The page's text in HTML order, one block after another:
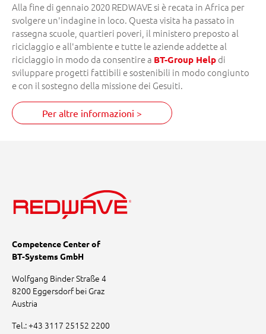
Alla fine di gennaio 2020 REDWAVE si è recata in Africa per
svolgere un'indagine in loco. Questa visita ha passato in
rassegna scuole, quartieri poveri, il ministero preposto al
riciclaggio e all'ambiente e tutte le aziende addette al
riciclaggio in modo da consentire a BT-Group Help di
sviluppare progetti fattibili e sostenibili in modo congiunto
e con il sostegno della missione dei Gesuiti.
Per altre informazioni >
Competence Center of
BT-Systems GmbH
Wolfgang Binder Straße 4
8200 Eggersdorf bei Graz
Austria
Tel.:+43 3117 25152 2200